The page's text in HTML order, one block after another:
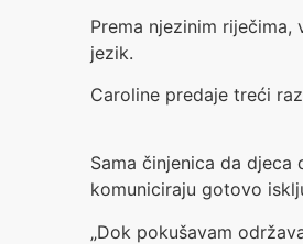
Prema njezinim
jezik.
Caroline predaje treći
Sama činjenica da
komuniciraju gotovo
„Dok pokušavam